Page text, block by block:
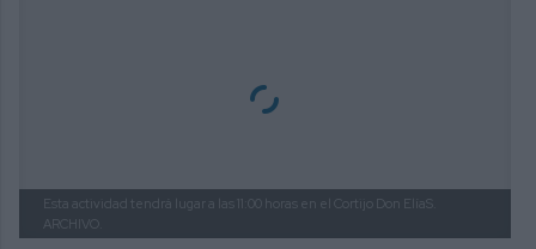
Esta actividad tendrá lugar a las 11:00 horas en el Cortijo Don ElíaS.
ARCHIVO.